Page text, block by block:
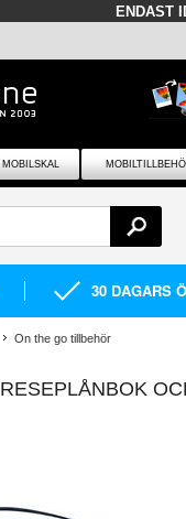
ENDAST
MOBILSKAL
30 DAGARS
On the go tillbehör